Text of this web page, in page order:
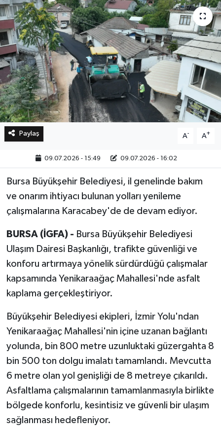
Paylaş A- A+
09.07.2026 - 15:49 09.07.2026 - 16:02
Bursa Büyükşehir Belediyesi, il genelinde bakım
ve onarım ihtiyacı bulunan yolları yenileme
çalışmalarına Karacabey'de de devam ediyor.
BURSA (İGFA) - Bursa Büyükşehir Belediyesi
Ulaşım Dairesi Başkanlığı, trafikte güvenliği ve
konforu artırmaya yönelik sürdürdüğü çalışmalar
kapsamında Yenikaraağaç Mahallesi'nde asfalt
kaplama gerçekleştiriyor.
Büyükşehir Belediyesi ekipleri, İzmir Yolu'ndan
Yenikaraağaç Mahallesi'nin içine uzanan bağlantı
yolunda, bin 800 metre uzunluktaki güzergahta 8
bin 500 ton dolgu imalatı tamamlandı. Mevcutta
6 metre olan yol genişliği de 8 metreye çıkarıldı.
Asfaltlama çalışmalarının tamamlanmasıyla birlikte
bölgede konforlu, kesintisiz ve güvenli bir ulaşım
sağlanması hedefleniyor.
Bilim, Teknoloji